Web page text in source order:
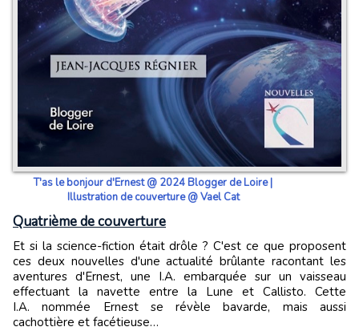
T'as le bonjour d'Ernest @ 2024 Blogger de Loire |
Illustration de couverture @ Vael Cat
Quatrième de couverture
Et si la science-fiction était drôle ? C'est ce que proposent
ces deux nouvelles d'une actualité brûlante racontant les
aventures d'Ernest, une I.A. embarquée sur un vaisseau
effectuant la navette entre la Lune et Callisto. Cette
I.A. nommée Ernest se révèle bavarde, mais aussi
cachottière et facétieuse…